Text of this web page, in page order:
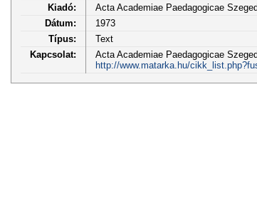
Kiadó:
Acta Academiae Paedagogicae
Dátum:
1973
Típus:
Text
Kapcsolat:
Acta Academiae Paedagogicae
http://www.matarka.hu/